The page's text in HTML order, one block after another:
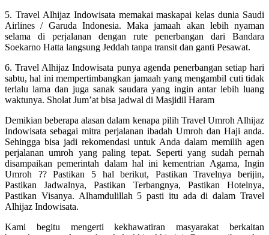
5. Travel Alhijaz Indowisata memakai maskapai kelas dunia Saudi
Airlines / Garuda Indonesia. Maka jamaah akan lebih nyaman
selama di perjalanan dengan rute penerbangan dari Bandara
Soekarno Hatta langsung Jeddah tanpa transit dan ganti Pesawat.
6. Travel Alhijaz Indowisata punya agenda penerbangan setiap hari
sabtu, hal ini mempertimbangkan jamaah yang mengambil cuti tidak
terlalu lama dan juga sanak saudara yang ingin antar lebih luang
waktunya. Sholat Jum’at bisa jadwal di Masjidil Haram
Demikian beberapa alasan dalam kenapa pilih Travel Umroh Alhijaz
Indowisata sebagai mitra perjalanan ibadah Umroh dan Haji anda.
Sehingga bisa jadi rekomendasi untuk Anda dalam memilih agen
perjalanan umroh yang paling tepat. Seperti yang sudah pernah
disampaikan pemerintah dalam hal ini kementrian Agama, Ingin
Umroh ?? Pastikan 5 hal berikut, Pastikan Travelnya berijin,
Pastikan Jadwalnya, Pastikan Terbangnya, Pastikan Hotelnya,
Pastikan Visanya. Alhamdulillah 5 pasti itu ada di dalam Travel
Alhijaz Indowisata.
Kami begitu mengerti kekhawatiran masyarakat berkaitan